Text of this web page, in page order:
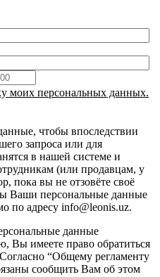
моих персональных данных.
чтобы впоследствии
запроса или для
в нашей системе и
(или продавцам, у
пока вы не отзовёте своё
Ваши персональные данные
по адресу info@leonis.uz.
данные
Вы имеете право обратиться
“Общему регламенту
сообщить Вам об этом